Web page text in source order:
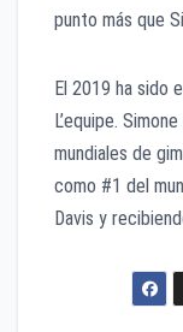
punto más que
El 2019 ha sido
L’equipe.
mundiales de
como #1 del
Davis y